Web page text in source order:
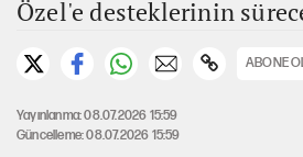
Özel'e desteklerinin
ABONE
Yayınlanma: 08.07.2026 15:59
Güncelleme: 08.07.2026 15:59